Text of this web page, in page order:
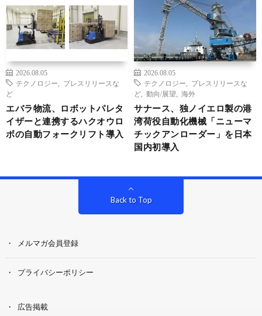
2026.08.05
テクノロジー
プレスリリースな
ど
エバラ物流、ロボットパレタ
イザーと連携するハクオウロ
ボの自動フォークリフト導入
2026.08.05
テクノロジー
プレスリリースな
ど
動向/展望 海外
サナース、独ノイエロ製の港
湾荷役自動化機械「ニューマ
チックアンローダー」を日本
国内初導入
Back to Top
メルマガ会員登録
プライバシーポリシー
広告掲載